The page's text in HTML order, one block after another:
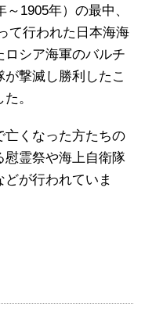
1905年）の最中、
て行われた日本海海
シア海軍のバルチ
撃滅し勝利したこ
。
亡くなった方たちの
慰霊祭や海上自衛隊
が行われていま